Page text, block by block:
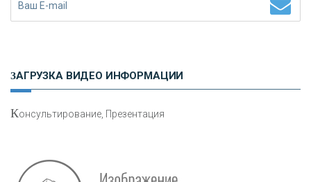
ЗАГРУЗКА ВИДЕО ИНФОРМАЦИИ
Консультирование, Презентация